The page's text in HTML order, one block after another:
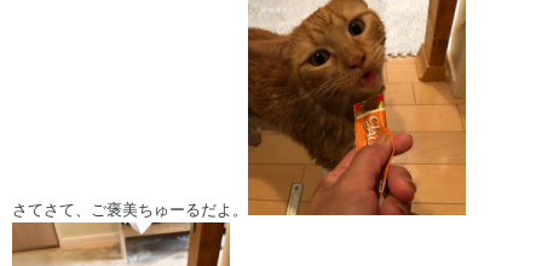
さてさて、ご褒美ちゅーるだよ。